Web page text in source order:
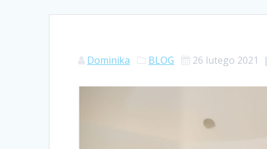
Dominika BLOG 26 lutego 2021